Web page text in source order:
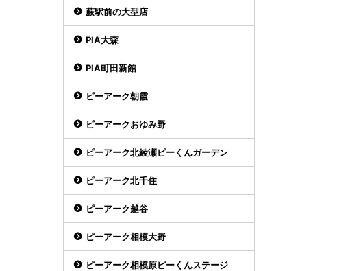
蕨駅前の大型店
PIA大森
PIA町田新館
ピーアーク朝霞
ピーアークおゆみ野
ピーアーク北綾瀬ピーくんガーデン
ピーアーク北千住
ピーアーク越谷
ピーアーク相模大野
ピーアーク相模原ピーくんステージ